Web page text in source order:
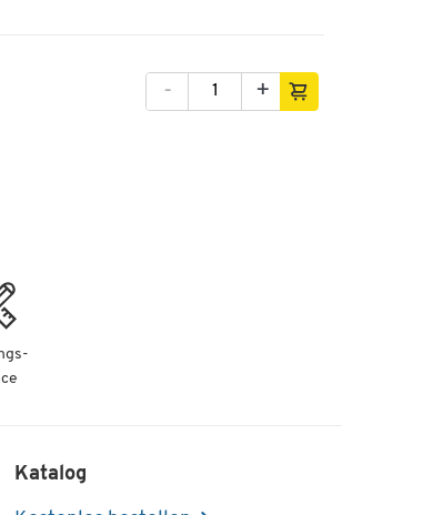
- +
Katalog